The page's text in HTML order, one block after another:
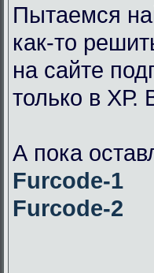
Пытаемся
как-то
на сайте
только в ХР.
А пока
Furcode-1
Furcode-2